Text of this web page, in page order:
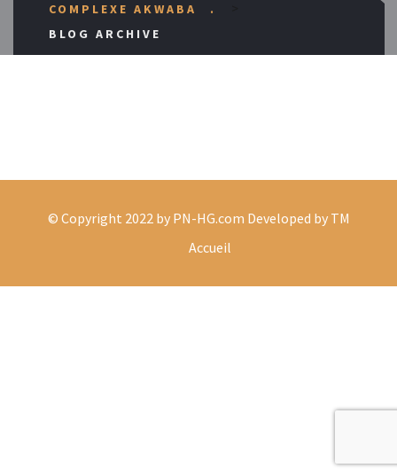
COMPLEXE AKWABA
BLOG ARCHIVE
© Copyright 2022 by PN-HG.com Developed by TM
Accueil